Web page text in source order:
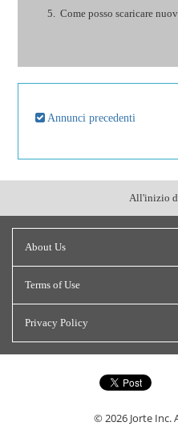
Come posso scaricare
Annunci precedenti
About Us
Terms of Use
Privacy Policy
© 2026 Jorte Inc.
All'inizio